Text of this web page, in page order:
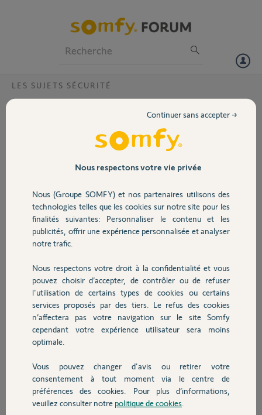
Volet
Sécurité
Domotique
Chauffage
Autres produits
Devis avec un pro
Contact
LES SUJETS SÉCURITÉ
Camera ic100 VISIDOM accessible lorsque
je suis connectée sur mon wifi mais pas en
J’arrive très bien a m’y connecter lorsque mon téléphone est
connecté sur le meme wifi, sauf que dès que je sors de chez moi, je
n’arrive plus a m’y connecter. Et J’ai un message qui me dit : réseau
internet indisponible.
Du coup, elle me sert à rien !
Est ce que quelqu’un pourrais m’aider?
Merci, d’avance
Aurelie D.
il y a presque 5 ans
Participer au fil de discussion
Réponses
Nous respectons votre vie privée
Nous (Groupe SOMFY) et nos partenaires utilisons des
technologies telles que les cookies sur notre site pour les
finalités suivantes: Personnaliser le contenu et les
publicités, offrir une expérience personnalisée et analyser
notre trafic.
Nous respectons votre droit à la confidentialité et vous
pouvez choisir d’accepter, de contrôler ou de refuser
l'utilisation de certains types de cookies ou certains
services proposés par des tiers. Le refus des cookies
n’affectera pas votre navigation sur le site Somfy
cependant votre expérience utilisateur sera moins
optimale.
Vous pouvez changer d'avis ou retirer votre
consentement à tout moment via le centre de
préférences des cookies. Pour plus d’informations,
veuillez consulter notre politique de cookies
Continuer sans accepter →